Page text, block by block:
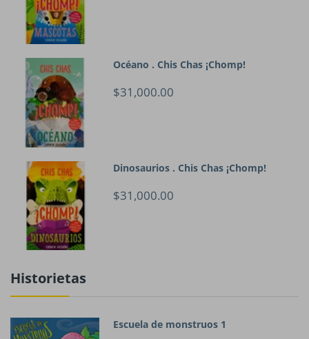
Océano . Chis Chas ¡Chomp!
$31,000.00
Dinosaurios . Chis Chas ¡Chomp!
$31,000.00
Historietas
Escuela de monstruos 1